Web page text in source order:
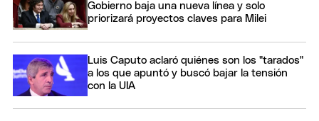
Gobierno baja una nueva línea y solo
priorizará proyectos claves para Milei
Luis Caputo aclaró quiénes son los "tarados"
a los que apuntó y buscó bajar la tensión
con la UIA